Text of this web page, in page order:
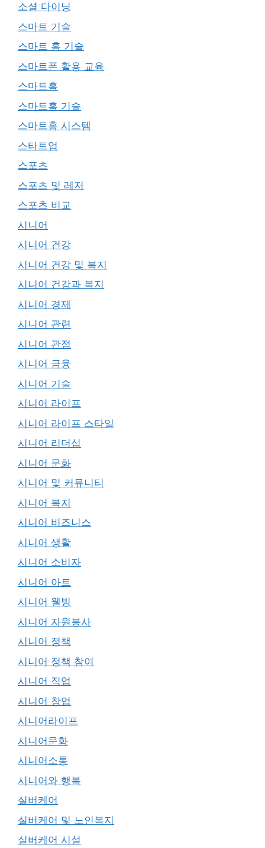
소셜 다이닝
스마트 기술
스마트 홈 기술
스마트폰 활용 교육
스마트홈
스마트홈 기술
스마트홈 시스템
스타트업
스포츠
스포츠 및 레저
스포츠 비교
시니어
시니어 건강
시니어 건강 및 복지
시니어 건강과 복지
시니어 경제
시니어 관련
시니어 관점
시니어 금융
시니어 기술
시니어 라이프
시니어 라이프 스타일
시니어 리더십
시니어 문화
시니어 및 커뮤니티
시니어 복지
시니어 비즈니스
시니어 생활
시니어 소비자
시니어 아트
시니어 웰빙
시니어 자원봉사
시니어 정책
시니어 정책 참여
시니어 직업
시니어 창업
시니어라이프
시니어문화
시니어소통
시니어와 행복
실버케어
실버케어 및 노인복지
실버케어 시설